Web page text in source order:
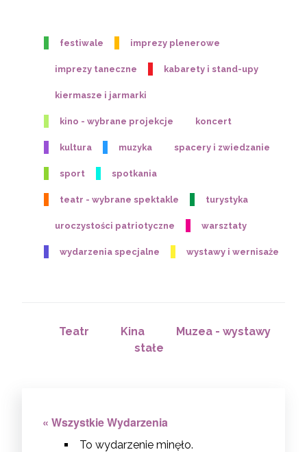
festiwale imprezy plenerowe
imprezy taneczne kabarety i stand-upy
kiermasze i jarmarki
kino - wybrane projekcje koncert
kultura muzyka spacery i zwiedzanie
sport spotkania
teatr - wybrane spektakle turystyka
uroczystości patriotyczne warsztaty
wydarzenia specjalne wystawy i wernisaże
Teatr Kina
Muzea - wystawy
stałe
« Wszystkie Wydarzenia
To wydarzenie minęło.